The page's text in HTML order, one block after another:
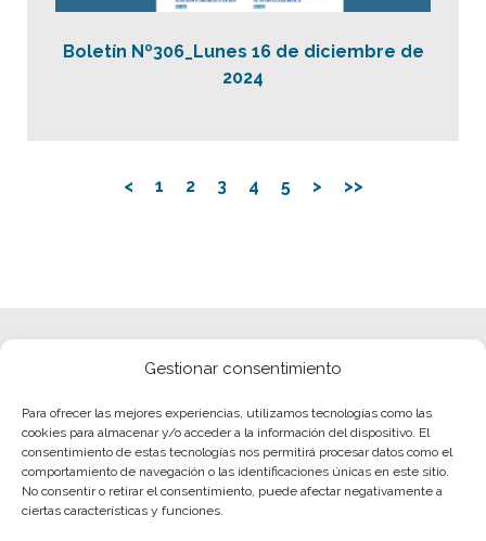
Gestionar consentimiento
Para ofrecer las mejores experiencias, utilizamos tecnologías como las
cookies para almacenar y/o acceder a la información del dispositivo. El
consentimiento de estas tecnologías nos permitirá procesar datos como el
comportamiento de navegación o las identificaciones únicas en este sitio.
No consentir o retirar el consentimiento, puede afectar negativamente a
ciertas características y funciones.
Boletín Nº306_Lunes 16 de diciembre de
2024
< 1 2 3 4 5 > >>